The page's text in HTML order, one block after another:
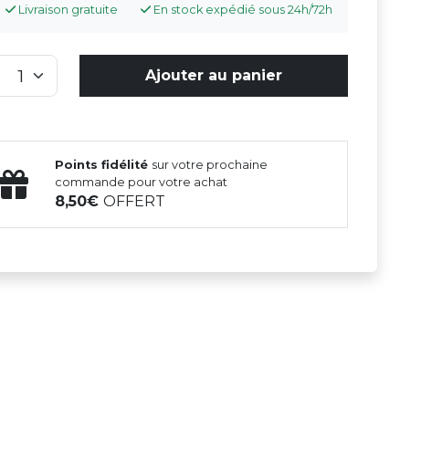
Livraison gratuite En stock expédié sous 24h/72h
Ajouter au panier
Points fidélité sur votre prochaine
commande pour votre achat
8,50OFFERT